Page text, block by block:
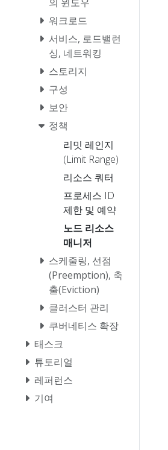
워크로드
서비스, 로드밸런
싱, 네트워킹
스토리지
구성
보안
정책
리밋 레인지
(Limit Range)
리소스 쿼터
프로세스 ID
제한 및 예약
노드 리소스
매니저
스케줄링, 선점
(Preemption), 축
출(Eviction)
클러스터 관리
쿠버네티스 확장
태스크
튜토리얼
레퍼런스
기여